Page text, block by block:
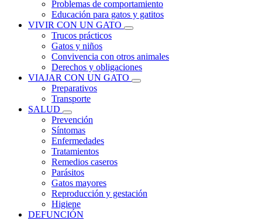
Problemas de comportamiento
Educación para gatos y gatitos
VIVIR CON UN GATO
Trucos prácticos
Gatos y niños
Convivencia con otros animales
Derechos y obligaciones
VIAJAR CON UN GATO
Preparativos
Transporte
SALUD
Prevención
Síntomas
Enfermedades
Tratamientos
Remedios caseros
Parásitos
Gatos mayores
Reproducción y gestación
Higiene
DEFUNCIÓN